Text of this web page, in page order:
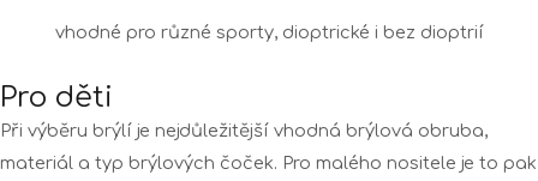
vhodné pro různé sporty, dioptrické i bez dioptrií
Pro děti
Při výběru brýlí je nejdůležitější vhodná brýlová obruba,
materiál a typ brýlových čoček. Pro malého nositele je to pak